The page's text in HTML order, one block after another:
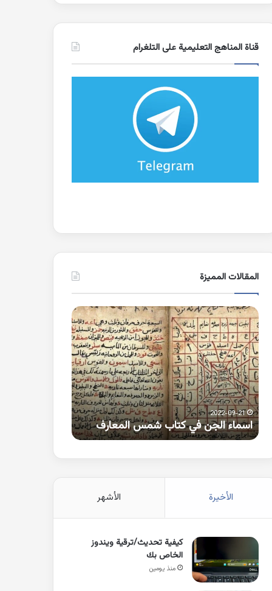
قناة المناهج التعليمية على التلغرام
المقالات المميزة
اسماء
الجن
في
كتاب
شمس
المعارف
2022-09-21
اسماء الجن في كتاب شمس المعارف
كلمات
بها
همزة
متطرفة
على
الواو
الأخيرة الأشهر
كيفية تحديث/ترقية ويندوز
الخاص بك
منذ يومين